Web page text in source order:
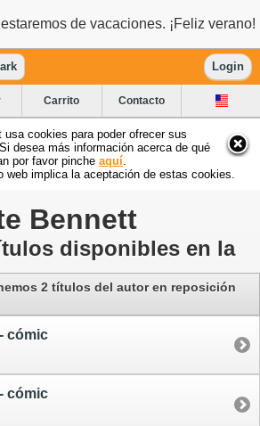
de vacaciones. ¡Feliz verano!
Login
Carrito Contacto
usa cookies para poder ofrecer sus
desea más información acerca de qué
por favor pinche aquí
web implica la aceptación de estas cookies.
Bennett
disponibles en la
2 títulos del autor en reposición
cómic
cómic